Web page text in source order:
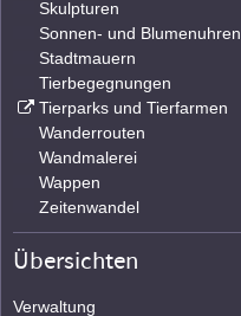
Skulpturen
Sonnen- und Blumenuhren
Stadtmauern
Tierbegegnungen
Tierparks und Tierfarmen
Wanderrouten
Wandmalerei
Wappen
Zeitenwandel
Übersichten
Verwaltung